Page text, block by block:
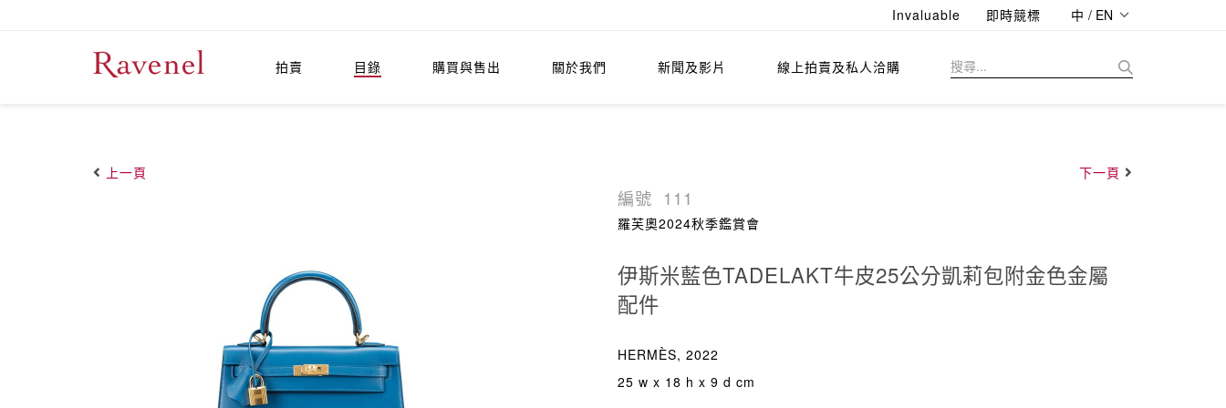
Invaluable 即時競標 中 / EN
拍賣 目錄 購買與售出 關於我們 新聞及影片 線上拍賣及私人洽購
上一頁 下一頁
編號 111
羅芙奧2024秋季鑑賞會
伊斯米藍色TADELAKT牛皮25公分凱莉包附金色金屬
配件
HERMÈS, 2022
25 w x 18 h x 9 d cm